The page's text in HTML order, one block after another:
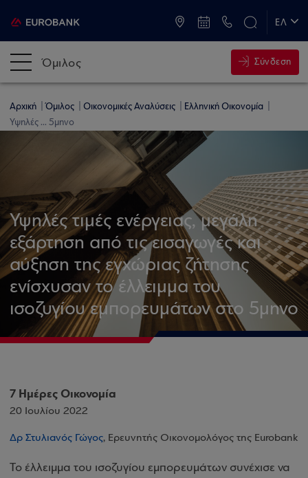
ΕΛ
Όμιλος Σύνδεση
Αρχική Όμιλος Οικονομικές Αναλύσεις
Ελληνική Οικονομία
Υψηλές ... 5μηνο
Υψηλές τιμές ενέργειας, μεγάλη
εξάρτηση από τις εισαγωγές και
αύξηση της εγχώριας ζήτησης
ενίσχυσαν το έλλειμμα του
ισοζυγίου εμπορευμάτων στο 5μηνο
7 Ημέρες Οικονομία
20 Ιουλίου 2022
Δρ Στυλιανός Γώγος, Ερευνητής Οικονομολόγος της Eurobank
Το έλλειμμα του ισοζυγίου εμπορευμάτων συνέχισε να